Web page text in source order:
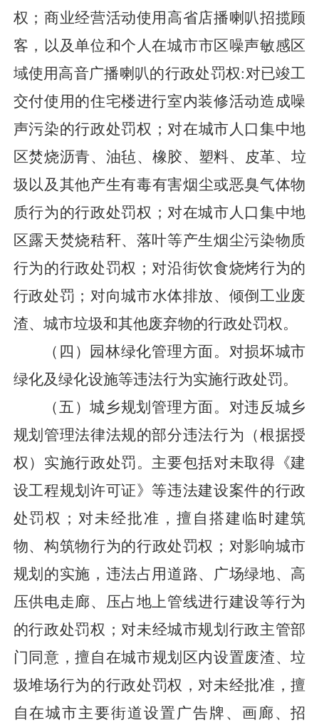
权；商业经营活动使用高省店播喇叭招揽顾
客，以及单位和个人在城市市区噪声敏感区
域使用高音广播喇叭的行政处罚权:对已竣工
交付使用的住宅楼进行室内装修活动造成噪
声污染的行政处罚权 ；对在城市人口集中地
区焚烧沥青、油毡、橡胶、塑料、 皮革、 垃
圾 以及其他产生有毒有害烟尘或恶臭气体物
质行为的行政处罚权； 对在城市人口集中地
区露天焚烧秸秆、落叶等产生烟尘污染物质
行为的行政处罚权；对沿街饮食烧烤行为的
行政处罚 ； 对向城市水体排放、倾倒工业废
渣、城市垃圾和其他废弃物的行政处罚权。
（ 四 ） 园林绿化管理方面。 对损坏城市
绿化及绿化设施等违法行为实施行政处罚。
（五 ）城乡规划管理方面。 对违反城乡
规划管理法律法规的部分违法行为（根据授
权）实施行政处罚。主要包括对未取得《建
设工程规划许可证》等违法建设案件的行政
处罚权；对未经批准，擅自搭建临时建筑
物、 构筑物行为的行政处罚权；对影响城市
规划的实施，违法占用道路、广场绿地、高
压供电走廊、压占地上管线进行建设等行为
的行政处罚权；对未经城市规划行政主管部
门同意，擅自在城市规划区内设置废渣、垃
圾堆场行为的行政处罚权，对未经批准，擅
自在城市主要街道设置广告牌、画廊、招